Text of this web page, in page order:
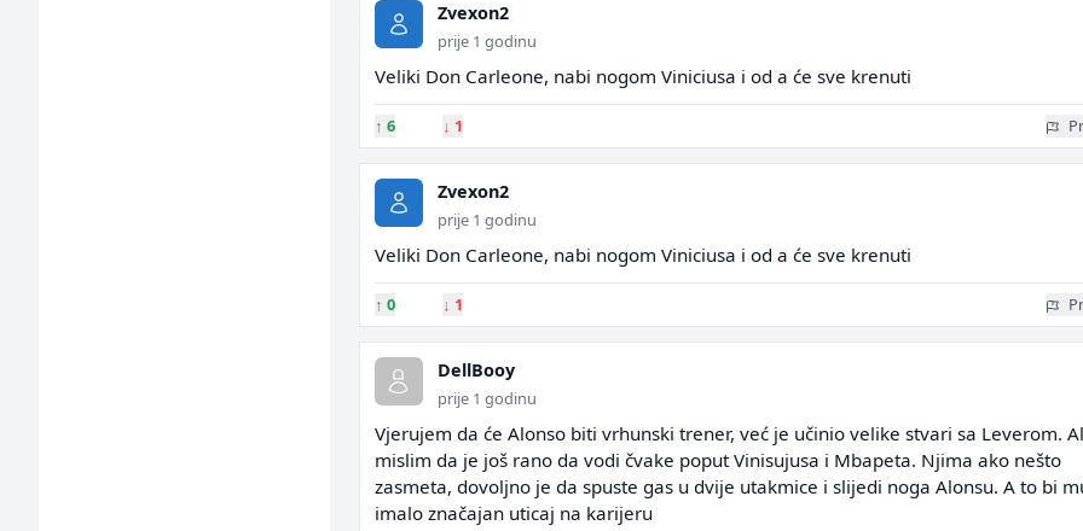
Zvexon2
prije 1 godinu
Veliki Don Carleone, nabi nogom Viniciusa i od a će sve krenuti
↑ 6 ↓ 1
Zvexon2
prije 1 godinu
Veliki Don Carleone, nabi nogom Viniciusa i od a će sve krenuti
↑ 0 ↓ 1
DellBooy
prije 1 godinu
Vjerujem da će Alonso biti vrhunski trener, već je učinio velike stvari sa Leverom.
mislim da je još rano da vodi čvake poput Vinisujusa i Mbapeta. Njima ako nešto
zasmeta, dovoljno je da spuste gas u dvije utakmice i slijedi noga Alonsu. A to bi
imalo značajan uticaj na karijeru